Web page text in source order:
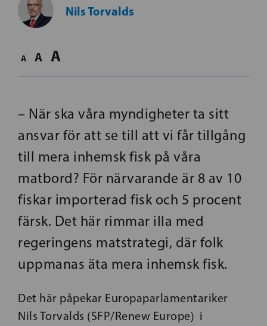
Nils Torvalds
A A A
– När ska våra myndigheter ta sitt
ansvar för att se till att vi får tillgång
till mera inhemsk fisk på våra
matbord? För närvarande är 8 av 10
fiskar importerad fisk och 5 procent
färsk. Det här rimmar illa med
regeringens matstrategi, där folk
uppmanas äta mera inhemsk fisk.
Det här påpekar Europaparlamentariker
Nils Torvalds (SFP/Renew Europe) i